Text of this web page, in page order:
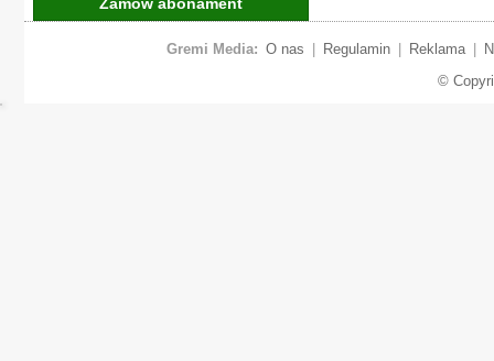
Gremi Media: O nas Regulamin Reklama
©